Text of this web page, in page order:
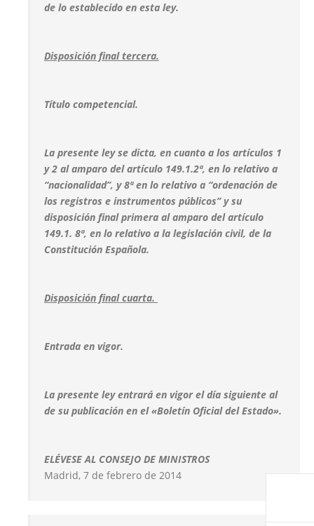
de lo establecido en esta ley.
Disposición final tercera.
Título competencial.
La presente ley se dicta, en cuanto a los artículos 1
y 2 al amparo del artículo 149.1.2ª, en lo relativo a
“nacionalidad”, y 8ª en lo relativo a “ordenación de
los registros e instrumentos públicos” y su
disposición final primera al amparo del artículo
149.1. 8ª, en lo relativo a la legislación civil, de la
Constitución Española.
Disposición final cuarta.
Entrada en vigor.
La presente ley entrará en vigor el día siguiente al
de su publicación en el «Boletín Oficial del Estado».
ELÉVESE AL CONSEJO DE MINISTROS
Madrid, 7 de febrero de 2014